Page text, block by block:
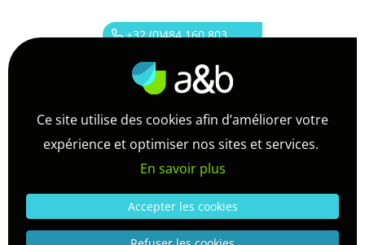
+32 (0)484 160 803
info@abordsetbois.be
TVA : BE 0843.695.904
RPM Liège : 0843.695.904
Conditions générales de vente
RGPD
Ce site utilise des cookies afin d’améliorer votre
expérience et optimiser nos sites et services.
En savoir plus
Accepter les cookies